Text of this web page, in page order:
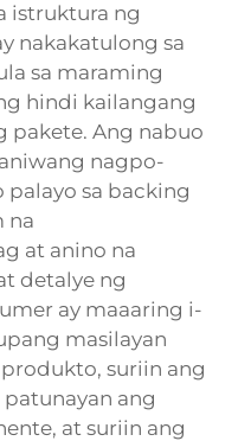
istruktura ng
nakakatulong sa
sa maraming
hindi kailangang
pakete. Ang nabuo
nagpo-
sa backing
na
at anino na
detalye ng
ay maaaring i-
masilayan
suriin ang
ang
at suriin ang